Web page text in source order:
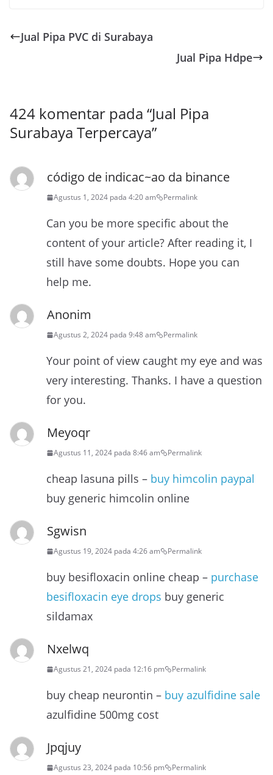
Jual Pipa PVC di Surabaya
Jual Pipa Hdpe
424 komentar pada “Jual Pipa
Surabaya Terpercaya”
código de indicac~ao da binance
Agustus 1, 2024 pada 4:20 am Permalink
Can you be more specific about the
content of your article? After reading it, I
still have some doubts. Hope you can
help me.
Anonim
Agustus 2, 2024 pada 9:48 am Permalink
Your point of view caught my eye and was
very interesting. Thanks. I have a question
for you.
Meyoqr
Agustus 11, 2024 pada 8:46 am Permalink
cheap lasuna pills – buy himcolin paypal
buy generic himcolin online
Sgwisn
Agustus 19, 2024 pada 4:26 am Permalink
buy besifloxacin online cheap – purchase
besifloxacin eye drops buy generic
sildamax
Nxelwq
Agustus 21, 2024 pada 12:16 pm Permalink
buy cheap neurontin – buy azulfidine sale
azulfidine 500mg cost
Jpqjuy
Agustus 23, 2024 pada 10:56 pm Permalink